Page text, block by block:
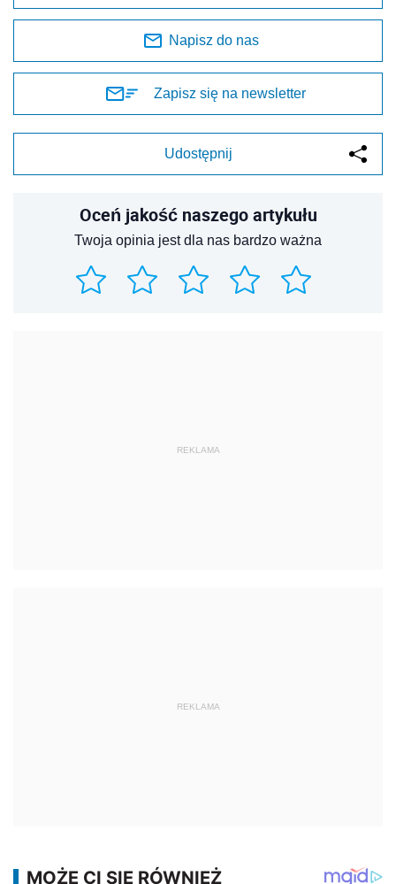
Napisz do nas
Zapisz się na newsletter
Udostępnij
Oceń jakość naszego artykułu
Twoja opinia jest dla nas bardzo ważna
REKLAMA
REKLAMA